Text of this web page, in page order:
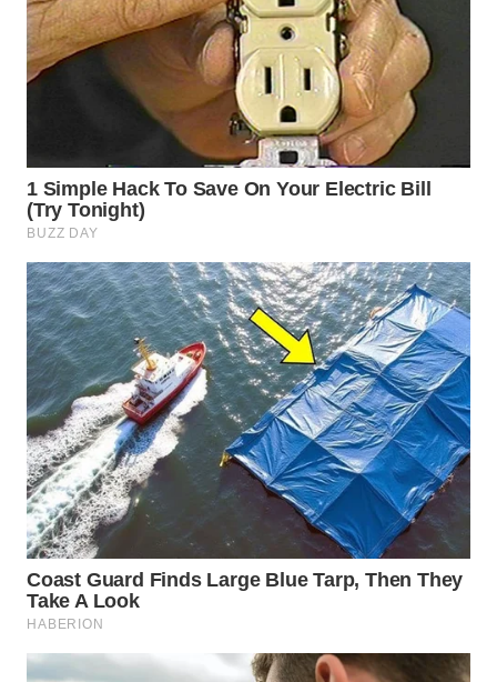
WN
PURWAKARTA
TIMUR
WN
WN
SOLO
WN
BOROBUDUR
WN
MADURA
WN
SURABAYA
NATUNA